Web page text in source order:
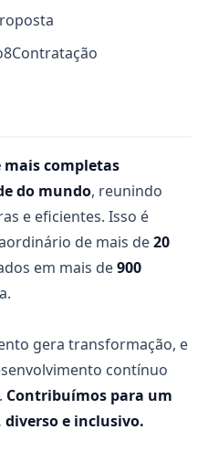
8Contratação
mais completas
do mundo, reunindo
e eficientes. Isso é
de mais de20
em mais de900
gera transformação, e
contínuo
Contribuímos para um
e inclusivo.